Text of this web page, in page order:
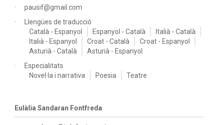
pausif@gmail.com
Llengües de traducció
Català - Espanyol
Espanyol - Català
Italià - Català
Italià - Espanyol
Croat - Català
Croat - Espanyol
Asturià - Català
Asturià - Espanyol
Especialitats
Novel·la i narrativa
Poesia Teatre
Eulàlia Sandaran Fontfreda